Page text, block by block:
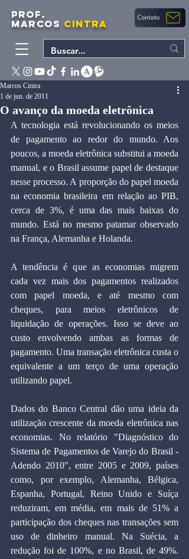
PROF.
MARCOS CINTRA Contato
O avanço da moeda eletrônica
Marcos Cintra
1 de jun. de 2011
A tecnologia está revolucionando os meios
de pagamento ao redor do mundo. Aos
poucos, a moeda eletrônica substitui a moeda
manual, e o Brasil assume papel de destaque
nesse processo. A proporção do papel moeda
na economia brasileira em relação ao PIB,
cerca de 3%, é uma das mais baixas do
mundo. Está no mesmo patamar observado
na França, Alemanha e Holanda.
A tendência é que as economias migrem
cada vez mais dos pagamentos realizados
com papel moeda, e até mesmo com
cheques, para meios eletrônicos de
liquidação de operações. Isso se deve ao
custo envolvendo ambas as formas de
pagamento. Uma transação eletrônica custa o
equivalente a um terço de uma operação
utilizando papel.
Dados do Banco Central dão uma ideia da
utilização crescente da moeda eletrônica nas
economias. No relatório "Diagnóstico do
Sistema de Pagamentos de Varejo do Brasil -
Adendo 2010", entre 2005 e 2009, países
como, por exemplo, Alemanha, Bélgica,
Espanha, Portugal, Reino Unido e Suíça
reduziram, em média, em mais de 51% a
participação dos cheques nas transações sem
uso de dinheiro manual. Na Suécia, a
redução foi de 100%, e no Brasil, de 49%.